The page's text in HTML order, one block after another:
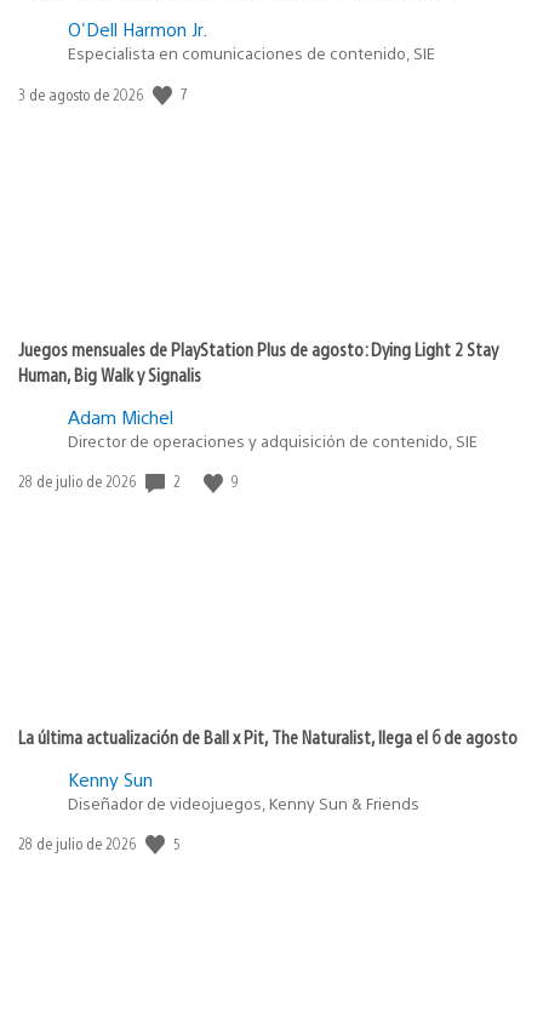
O'Dell Harmon Jr.
Especialista en comunicaciones de contenido, SIE
Fecha
3 de agosto de 2026 7
Juegos mensuales de PlayStation Plus de agosto: Dying Light 2 Stay
Human, Big Walk y Signalis
Adam Michel
Director de operaciones y adquisición de contenido, SIE
Fecha
28 de julio de 2026 2 9
La última actualización de Ball x Pit, The Naturalist, llega el 6 de agosto
Kenny Sun
Diseñador de videojuegos, Kenny Sun & Friends
Fecha
28 de julio de 2026 5